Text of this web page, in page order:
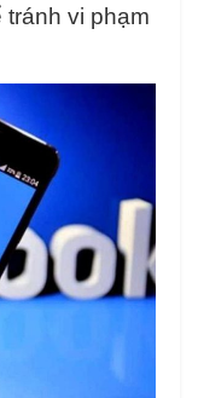
vi phạm